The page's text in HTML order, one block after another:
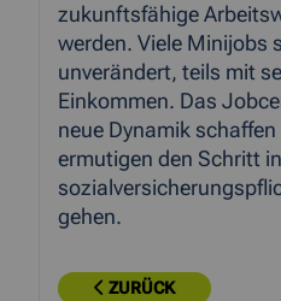
zukunftsfähige
werden. Viele Minijobs
unverändert, teils mit
Einkommen. Das
neue Dynamik
ermutigen den Schritt in
gehen.
ZURÜCK